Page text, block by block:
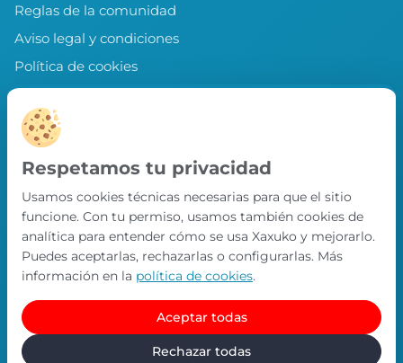
Reglas de la comunidad
Aviso legal y condiciones
Política de cookies
Política de privacidad
Preferencias de cookies
LLEVA XAXUKO CONTIGO
Chollos, misiones y recompensas desde
nuestra APP.
PRÓXIMAMENTE EN
App Store
Política de privacidad
Respetamos tu privacidad
Usamos cookies técnicas necesarias para que el sitio
funcione. Con tu permiso, usamos también cookies de
analítica para entender cómo se usa Xaxuko y mejorarlo.
Puedes aceptarlas, rechazarlas o configurarlas. Más
información en la política de cookies.
Aceptar todas
Rechazar todas